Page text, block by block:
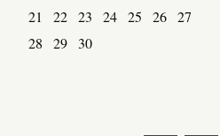
21
22 23 24 25 26 27
28
29 30